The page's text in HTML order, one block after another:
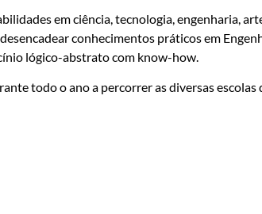
em ciência, tecnologia, engenharia,
conhecimentos práticos em
lógico-abstrato com know-how.
todo o ano a percorrer as diversas